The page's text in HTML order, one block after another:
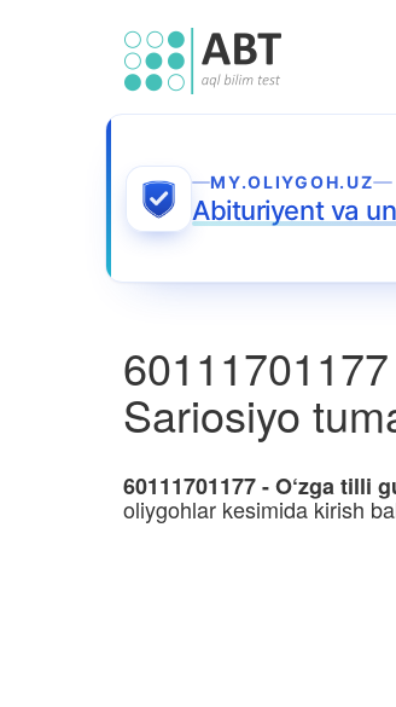
MY.OLIYGOH.UZ
Abituriyent va
Sariosiyo
60111701177 - O‘zga tilli
oliygohlar kesimida kirish